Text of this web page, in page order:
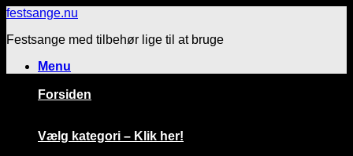
Fortsæt
indhold
festsange.nu
Festsange med tilbehør lige til at bruge
Menu
Forsiden
Vælg kategori – Klik her!